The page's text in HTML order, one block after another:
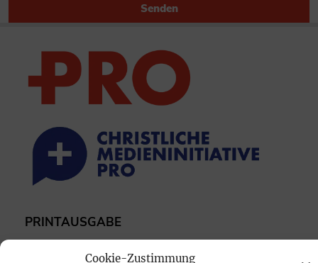
Cookie-Zustimmung
Senden
PRINTAUSGABE
Mediadaten